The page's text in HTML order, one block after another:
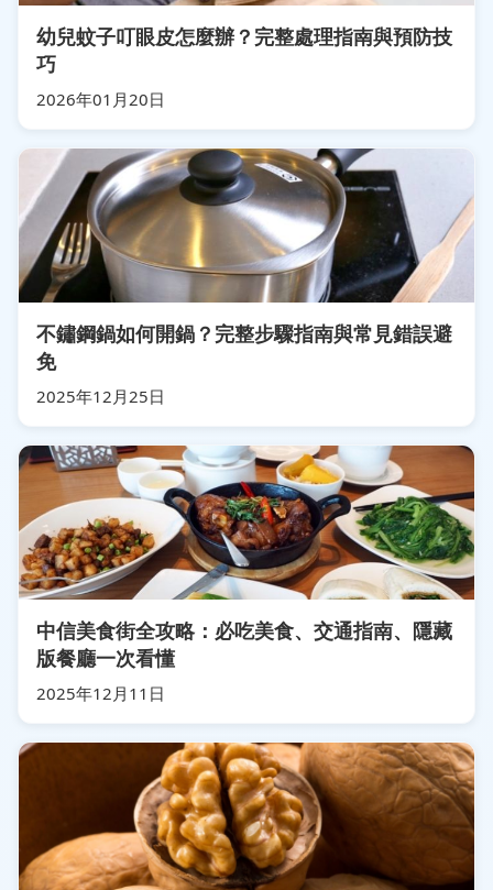
幼兒蚊子叮眼皮怎麼辦？完整處理指南與預防技
巧
2026年01月20日
不鏽鋼鍋如何開鍋？完整步驟指南與常見錯誤避
免
2025年12月25日
中信美食街全攻略：必吃美食、交通指南、隱藏
版餐廳一次看懂
2025年12月11日